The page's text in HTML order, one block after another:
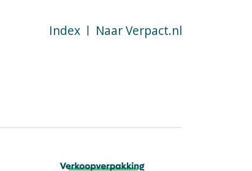
Index | Naar Verpact.nl